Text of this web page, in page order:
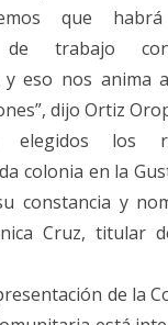
que
de trabajo
y eso nos anima
dijo Ortiz
los
colonia en la
constancia y
Cruz, titular
de la